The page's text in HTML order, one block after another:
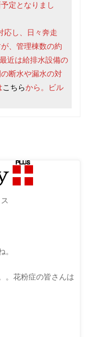
定となりまし
し、日々奔走
、管理棟数の約
近は給排水設備の
断水や漏水の対
こちらから。ビル
。花粉症の皆さんは